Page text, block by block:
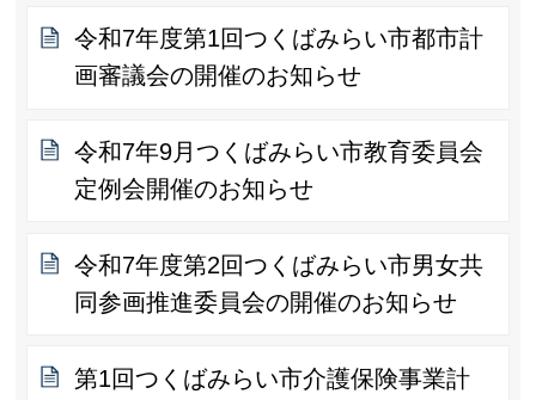
令和7年度第1回つくばみらい市都市計
画審議会の開催のお知らせ
令和7年9月つくばみらい市教育委員会
定例会開催のお知らせ
令和7年度第2回つくばみらい市男女共
同参画推進委員会の開催のお知らせ
第1回つくばみらい市介護保険事業計